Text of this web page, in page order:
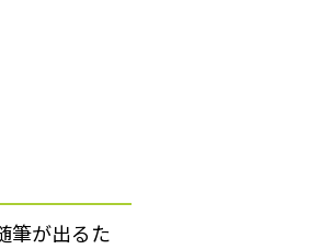
筆が出るた